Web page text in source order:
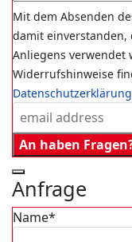
Mit dem Absenden
damit einverstanden,
Anliegens verwendet
Widerrufshinweise
Datenschutzerklärung
An haben
Anfrage
Name*